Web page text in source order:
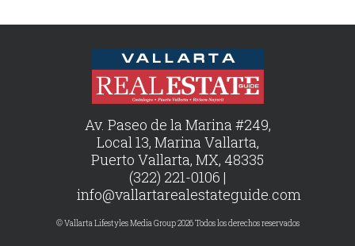
Av. Paseo de la Marina #249,
Local 13, Marina Vallarta,
Puerto Vallarta, MX, 48335
(322) 221-0106 |
info@vallartarealestateguide.com
© Vallarta Lifestyles Media Group 2026 Todos los derechos reservados